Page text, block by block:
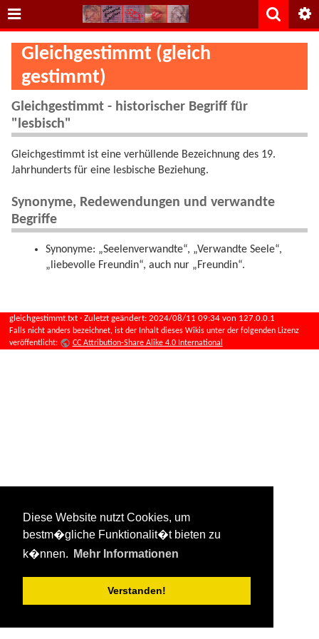
Diese Website nutzt Cookies, um
bestm�gliche Funktionalit�t bieten zu
k�nnen.
Mehr Informationen
Verstanden!
Gleichgestimmt (gleich
gestimmt)
Gleichgestimmt - historischer Begriff für
"lesbisch"
Gleichgestimmt ist eine verhüllende Bezeichnung des 19.
Jahrhunderts für eine lesbische Beziehung.
Synonyme, Redewendungen und verwandte
Begriffe
Synonyme: „Seelenverwandte“, „Verwandte Seele“,
„liebevolle Freundin“, auch nur „Freundin“.
gleichgestimmt.txt · Zuletzt geändert:2024/08/11 09:34 von 127.0.0.1
Falls nicht anders bezeichnet, ist der Inhalt dieses Wikis unter der folgenden Lizenz
veröffentlicht:
CC Attribution-Share Alike 4.0 International